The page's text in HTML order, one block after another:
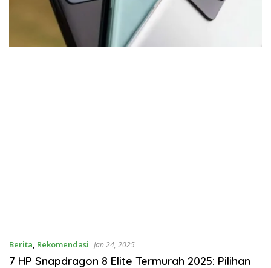
Berita, Rekomendasi Jan 24, 2025
7 HP Snapdragon 8 Elite Termurah 2025: Pilihan